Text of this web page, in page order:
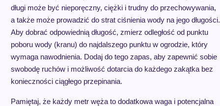
długi może być nieporęczny, ciężki i trudny do przechowywania,
a także może prowadzić do strat ciśnienia wody na jego długości.
Aby dobrać odpowiednią długość, zmierz odległość od punktu
poboru wody (kranu) do najdalszego punktu w ogrodzie, który
wymaga nawodnienia. Dodaj do tego zapas, aby zapewnić sobie
swobodę ruchów i możliwość dotarcia do każdego zakątka bez
konieczności ciągłego przepinania.
Pamiętaj, że każdy metr węża to dodatkowa waga i potencjalna